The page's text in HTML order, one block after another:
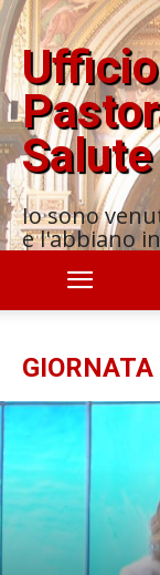
Salute
Io sono
e l'abbiano